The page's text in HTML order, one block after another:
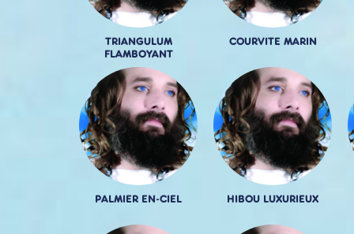
TRIANGULUM
FLAMBOYANT
COURVITE MARIN
PALMIER EN-CIEL HIBOU LUXURIEUX